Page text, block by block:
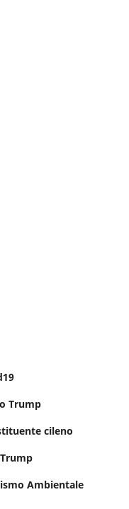
Trump
cileno
Ambientale